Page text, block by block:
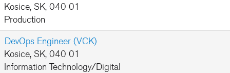
Kosice, SK, 040 01
Production
DevOps Engineer (VCK)
Kosice, SK, 040 01
Information Technology/Digital